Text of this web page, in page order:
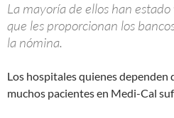
La mayoría de ellos han
que les proporcionan los
la nómina.
Los hospitales quienes
muchos pacientes en Medi-Cal